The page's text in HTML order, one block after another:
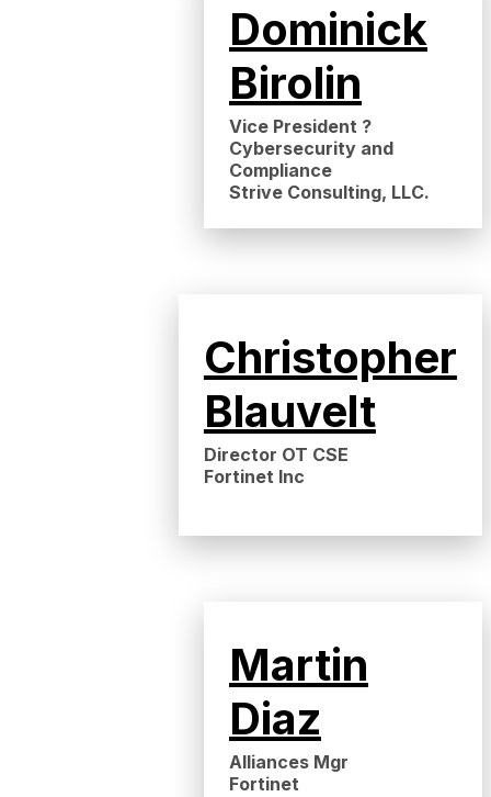
Dominick
Birolin
Vice President ?
Cybersecurity and
Compliance
Strive Consulting, LLC.
Christopher
Blauvelt
Director OT CSE
Fortinet Inc
Martin
Diaz
Alliances Mgr
Fortinet